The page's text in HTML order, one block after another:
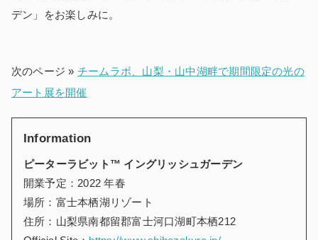
デン」をお楽しみに。
次のページ » チームラボ、山梨・山中湖畔で期間限定の光の
アート展を開催
Information
ピーターラビット™ イングリッシュガーデン
開業予定：2022 年春
場所：富士本栖湖リゾート
住所： 山梨県南都留郡富士河口湖町本栖212